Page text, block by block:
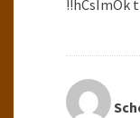
!!hCsImOk